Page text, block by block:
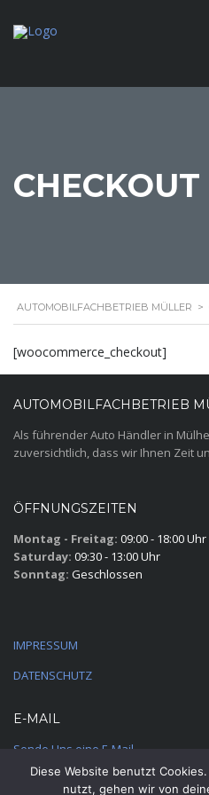
CHECKOUT
AUTOMOBILFACHBETRIEB MÜLLER >
[woocommerce_checkout]
AUTOMOBILFACHBETRIEB
Als führender Auto Händler in
zuversichtlich, dass wir Ihnen Zeit
ÖFFNUNGSZEITEN
Montag - Freitag: 09:00 - 18:00 Uhr
Saturday: 09:30 - 13:00 Uhr
Sonntag: Geschlossen
IMPRESSUM
DATENSCHUTZ
E-MAIL
Sende Uns eine E-Mail
Diese Website benutzt
nutzt, gehen wir von